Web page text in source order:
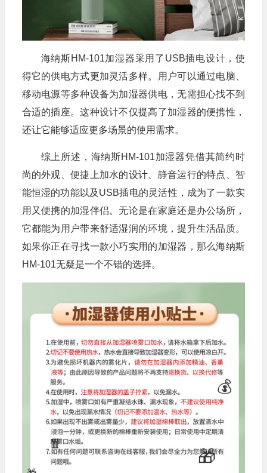
海纳斯HM-101加湿器采用了USB插电设计，使
得它的供电方式更加灵活多样。用户可以通过电脑、
移动电源等多种设备为加湿器供电，无需担心找不到
合适的插座。这种设计不仅提高了加湿器的便携性，
还让它能够适应更多场景的使用需求。
综上所述，海纳斯HM-101加湿器凭借其简约时
尚的外观、便捷上加水的设计、静音运行的特点、智
能恒湿的功能以及USB插电的灵活性，成为了一款实
用又便携的加湿伴侣。无论是在家庭还是办公场所，
它都能为用户带来舒适湿润的环境，提升生活品质。
如果你正在寻找一款小巧实用的加湿器，那么海纳斯
HM-101无疑是一个不错的选择。
🧧
💰